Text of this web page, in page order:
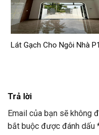
Lát Gạch Cho Ngôi Nhà P1
Trả lời
Email của bạn sẽ không
bắt buộc được đánh dấu